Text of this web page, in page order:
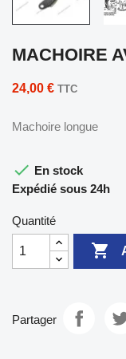
MACHOIRE
24,00 € TTC
Machoire longue
 En stock
Expédié sous 24h
Quantité

Partager